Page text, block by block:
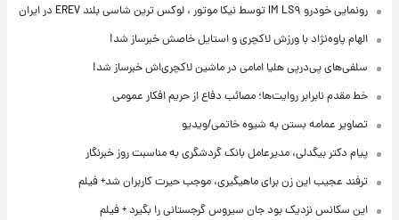
رونمایی خودرو IM LS۹ توسط نیکا موتور ، لوکس ترین شاسی بلند EREV در ایران
الهام پاوه‌نژاد با ورزش لاکچری و استایل خاصش خبرساز شد!
سلفی‌های پی‌درپی هلیا امامی در ماشین لاکچری‌اش خبرساز شد!
خط مقدم نابرابر روایت‌ها؛ مصائب دفاع از حریم افکار عمومی
تصاویر عمامه بستن به شیوه خاتمی/ویدیو
پیام دکتر بیگدلی، مدیرعامل بانک گردشگری به مناسبت روز خبرنگار
ترفند عجیب این زن برای ماهیگیری، موجب حیرت کاربران شد+ فیلم
این سکانس نزدیک بود جان سیروس گرجستانی را بگیرد + فیلم